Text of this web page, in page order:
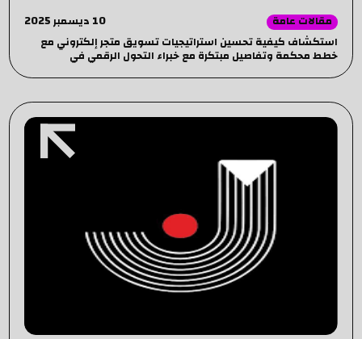
مقالات عامة
10 ديسمبر 2025
استكشاف كيفية تحسين استراتيجيات تسويق متجر إلكتروني مع
خطط محكمة وتفاصيل مبتكرة مع خبراء التحول الرقمي في